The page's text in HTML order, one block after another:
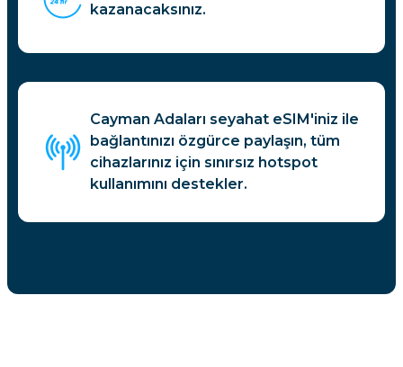
kazanacaksınız.
Cayman Adaları seyahat eSIM'iniz ile
bağlantınızı özgürce paylaşın, tüm
cihazlarınız için sınırsız hotspot
kullanımını destekler.